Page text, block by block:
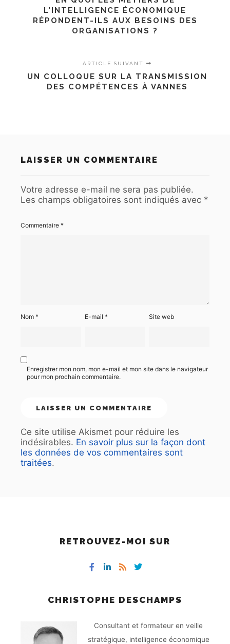
L'INTELLIGENCE ÉCONOMIQUE
RÉPONDENT-ILS AUX BESOINS DES
ORGANISATIONS ?
ARTICLE SUIVANT
UN COLLOQUE SUR LA TRANSMISSION
DES COMPÉTENCES À VANNES
LAISSER UN COMMENTAIRE
Votre adresse e-mail ne sera pas publiée.
Les champs obligatoires sont indiqués avec *
Commentaire *
Nom * E-mail* Site web
Enregistrer mon nom, mon e-mail et mon site dans le navigateur
pour mon prochain commentaire.
Ce site utilise Akismet pour réduire les
indésirables. En savoir plus sur la façon dont
les données de vos commentaires sont
traitées.
RETROUVEZ-MOI SUR
CHRISTOPHE DESCHAMPS
Consultant et formateur en veille
stratégique, intelligence économique